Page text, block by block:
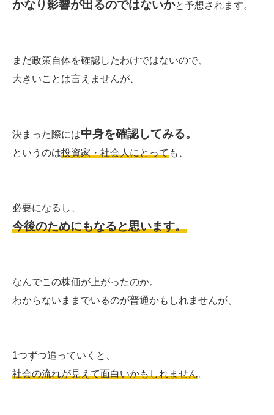
かなり影響が出るのではないかと予想されます。
まだ政策自体を確認したわけではないので、
大きいことは言えませんが、
決まった際には中身を確認してみる。
というのは投資家・社会人にとっても、
必要になるし、
今後のためにもなると思います。
なんでこの株価が上がったのか。
わからないままでいるのが普通かもしれませんが、
1つずつ追っていくと、
社会の流れが見えて面白いかもしれません。